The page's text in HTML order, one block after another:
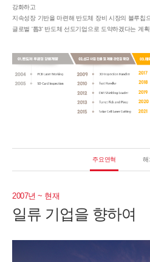
강화하고
지속성장 기반을 마련해 반도체 장비 시장의 블루칩
글로벌 '톱3' 반도체 선도기업으로 도약하겠다는 계
주요연혁 해
2007년 ~ 현재
일류 기업을 향하여